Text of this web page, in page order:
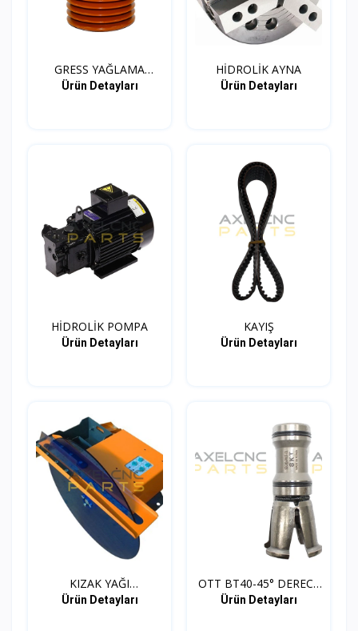
GRESS YAĞLAMA
KARTUŞ
Ürün Detayları
HİDROLİK AYNA
Ürün Detayları
HİDROLİK POMPA
Ürün Detayları
KAYIŞ
Ürün Detayları
KIZAK YAĞI
AYRIŞTIRICI...
Ürün Detayları
OTT BT40-45° DERECE
PUL...
Ürün Detayları